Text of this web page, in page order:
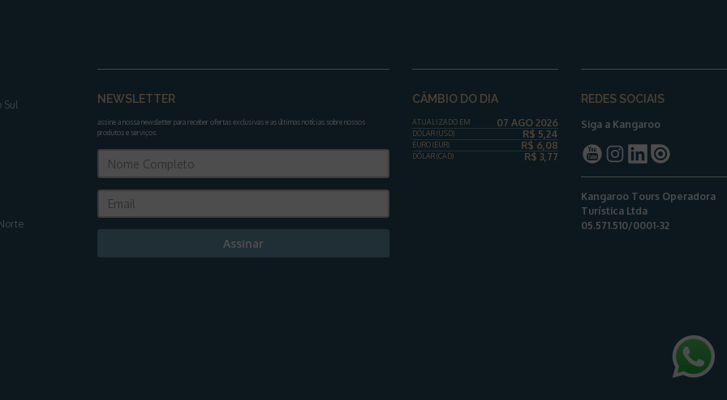
Sul NEWSLETTER
assine a nossa newsletter para receber ofertas exclusivas e as últimas notícias sobre nossos
produtos e serviços.
Assinar
CÂMBIO DO DIA
ATUALIZADO EM 07 AGO 2026
DÓLAR(USD) R$ 5,24
EURO (EUR) R$ 6,08
DÓLAR(CAD) R$ 3,77
REDES SOCIAIS
Siga a Kangaroo
Kangaroo Tours Operadora
Turística Ltda
05.571.510/0001-32